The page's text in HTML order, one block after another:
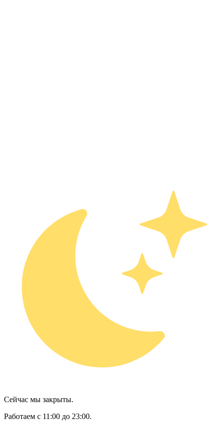
Сейчас мы закрыты.
Работаем с 11:00 до 23:00.